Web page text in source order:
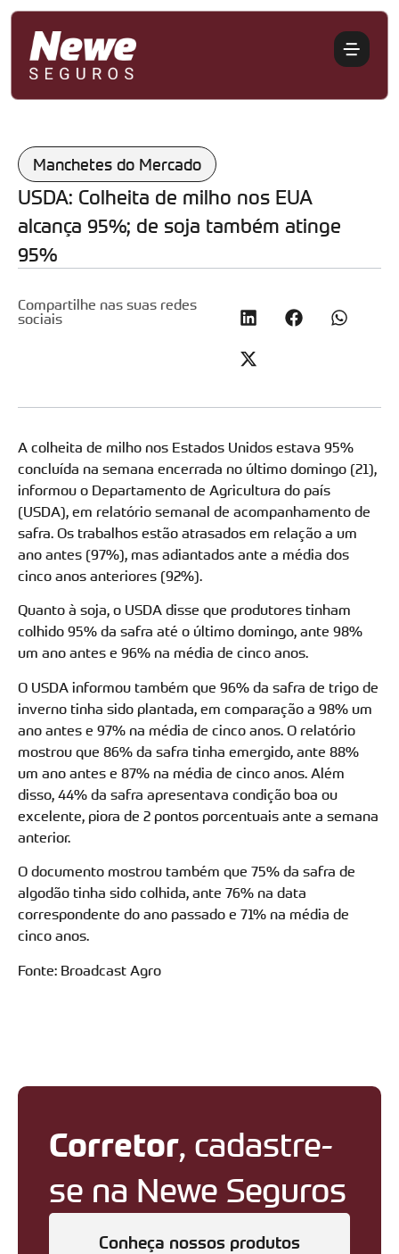
Manchetes do Mercado
USDA: Colheita de milho nos EUA
alcança 95%; de soja também atinge
95%
Compartilhe nas suas redes
sociais
A colheita de milho nos Estados Unidos estava 95%
concluída na semana encerrada no último domingo (21),
informou o Departamento de Agricultura do país
(USDA), em relatório semanal de acompanhamento de
safra. Os trabalhos estão atrasados em relação a um
ano antes (97%), mas adiantados ante a média dos
cinco anos anteriores (92%).
Quanto à soja, o USDA disse que produtores tinham
colhido 95% da safra até o último domingo, ante 98%
um ano antes e 96% na média de cinco anos.
O USDA informou também que 96% da safra de trigo de
inverno tinha sido plantada, em comparação a 98% um
ano antes e 97% na média de cinco anos. O relatório
mostrou que 86% da safra tinha emergido, ante 88%
um ano antes e 87% na média de cinco anos. Além
disso, 44% da safra apresentava condição boa ou
excelente, piora de 2 pontos porcentuais ante a semana
anterior.
O documento mostrou também que 75% da safra de
algodão tinha sido colhida, ante 76% na data
correspondente do ano passado e 71% na média de
cinco anos.
Fonte: Broadcast Agro
Corretor, cadastre-
se na Newe Seguros
Conheça nossos produtos